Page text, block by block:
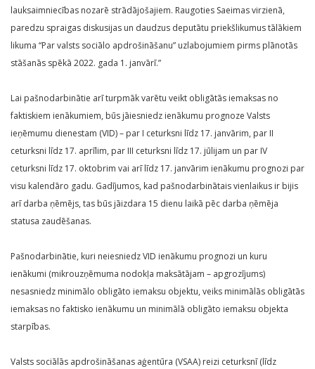
lauksaimniecības nozarē strādājošajiem. Raugoties Saeimas virzienā,
paredzu spraigas diskusijas un daudzus deputātu priekšlikumus tālākiem
likuma “Par valsts sociālo apdrošināšanu” uzlabojumiem pirms plānotās
stāšanās spēkā 2022. gada 1. janvārī.”
Lai pašnodarbinātie arī turpmāk varētu veikt obligātās iemaksas no
faktiskiem ienākumiem, būs jāiesniedz ienākumu prognoze Valsts
ieņēmumu dienestam (VID) – par I ceturksni līdz 17. janvārim, par II
ceturksni līdz 17. aprīlim, par III ceturksni līdz 17. jūlijam un par IV
ceturksni līdz 17. oktobrim vai arī līdz 17. janvārim ienākumu prognozi par
visu kalendāro gadu. Gadījumos, kad pašnodarbinātais vienlaikus ir bijis
arī darba ņēmējs, tas būs jāizdara 15 dienu laikā pēc darba ņēmēja
statusa zaudēšanas.
Pašnodarbinātie, kuri neiesniedz VID ienākumu prognozi un kuru
ienākumi (mikrouzņēmuma nodokļa maksātājam – apgrozījums)
nesasniedz minimālo obligāto iemaksu objektu, veiks minimālās obligātās
iemaksas no faktisko ienākumu un minimālā obligāto iemaksu objekta
starpības.
Valsts sociālās apdrošināšanas aģentūra (VSAA) reizi ceturksnī (līdz